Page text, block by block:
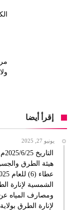
إقرأ أيضا
يونيو 27, 2025
هيئة الطرق
الشمسية لإنارة
ومصارف المياه
لإنارة الطرق